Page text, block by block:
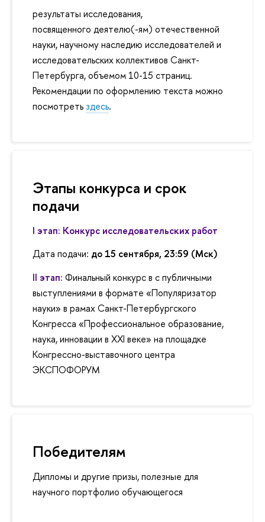
результаты исследования,
посвященного деятелю(-ям) отечественной
науки, научному наследию исследователей и
исследовательских коллективов Санкт-
Петербурга, объемом 10-15 страниц.
Рекомендации по оформлению текста можно
посмотреть здесь.
Этапы конкурса и срок
подачи
I этап: Конкурс исследовательских работ
Дата подачи: до 15 сентября, 23:59 (Мск)
II этап: Финальный конкурс в с публичными
выступлениями в формате «Популяризатор
науки» в рамах Санкт-Петербургского
Конгресса «Профессиональное образование,
наука, инновации в XXI веке» на площадке
Конгрессно-выставочного центра
ЭКСПОФОРУМ
Победителям
Дипломы и другие призы, полезные для
научного портфолио обучающегося